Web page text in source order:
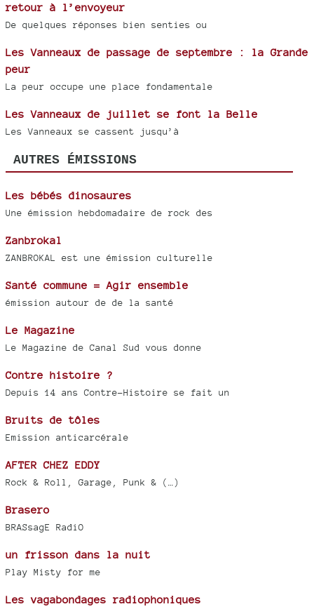
retour à l’envoyeur
De quelques réponses bien senties ou
Les Vanneaux de passage de septembre : la Grande
peur
La peur occupe une place fondamentale
Les Vanneaux de juillet se font la Belle
Les Vanneaux se cassent jusqu’à
AUTRES ÉMISSIONS
Les bébés dinosaures
Une émission hebdomadaire de rock des
Zanbrokal
ZANBROKAL est une émission culturelle
Santé commune = Agir ensemble
émission autour de de la santé
Le Magazine
Le Magazine de Canal Sud vous donne
Contre histoire ?
Depuis 14 ans Contre-Histoire se fait un
Bruits de tôles
Emission anticarcérale
AFTER CHEZ EDDY
Rock & Roll, Garage, Punk & (…)
Brasero
BRASsagE RadiO
un frisson dans la nuit
Play Misty for me
Les vagabondages radiophoniques